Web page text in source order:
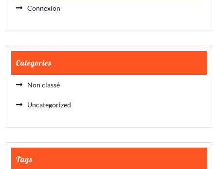
Connexion
Categories
Non classé
Uncategorized
Tags